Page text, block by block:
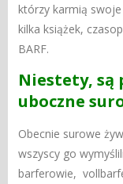
którzy karmią
kilka książek,
BARF.
Niestety, są
uboczne
Obecnie surowe
wszyscy go
barferowie,